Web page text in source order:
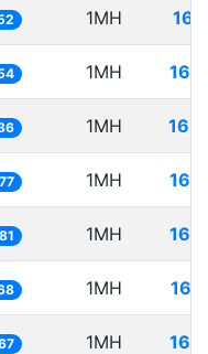
1MH
1MH
1MH
1MH
1MH
1MH
1MH